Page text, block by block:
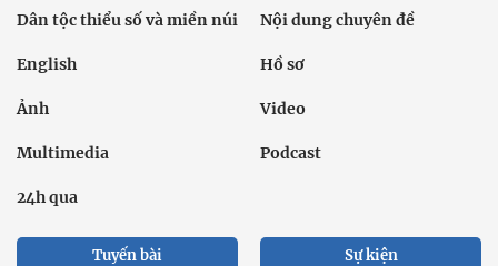
Dân tộc thiểu số và miền núi Nội dung chuyên đề
English Hồ sơ
Ảnh Video
Multimedia Podcast
24h qua
Tuyến bài Sự kiện